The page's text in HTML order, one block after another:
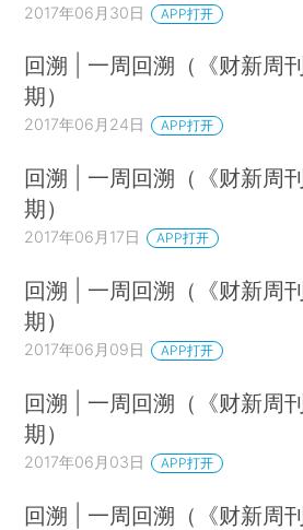
2017年06月30日 APP打开
回溯 | 一周回溯（《财新周
期）
2017年06月24日 APP打开
回溯 | 一周回溯（《财新周
期）
2017年06月17日 APP打开
回溯 | 一周回溯（《财新周
期）
2017年06月09日 APP打开
回溯 | 一周回溯（《财新周
期）
2017年06月03日 APP打开
回溯 | 一周回溯（《财新周